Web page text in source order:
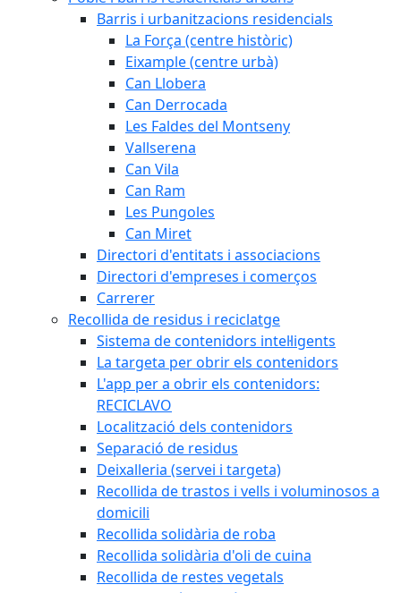
Barris i urbanitzacions residencials
La Força (centre històric)
Eixample (centre urbà)
Can Llobera
Can Derrocada
Les Faldes del Montseny
Vallserena
Can Vila
Can Ram
Les Pungoles
Can Miret
Directori d'entitats i associacions
Directori d'empreses i comerços
Carrerer
Recollida de residus i reciclatge
Sistema de contenidors intel·ligents
La targeta per obrir els contenidors
L'app per a obrir els contenidors:
RECICLAVO
Localització dels contenidors
Separació de residus
Deixalleria (servei i targeta)
Recollida de trastos i vells i voluminosos a
domicili
Recollida solidària de roba
Recollida solidària d'oli de cuina
Recollida de restes vegetals